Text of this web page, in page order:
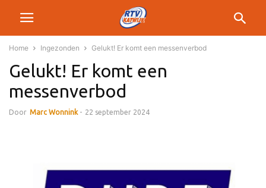
Home Ingezonden Gelukt! Er komt een messenverbod
Gelukt! Er komt een
messenverbod
Door Marc Wonnink - 22 september 2024